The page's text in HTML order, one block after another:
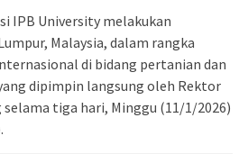
IPB University melakukan
Malaysia, dalam rangka
di bidang pertanian dan
dipimpin langsung oleh Rektor
tiga hari, Minggu (11/1/2026)